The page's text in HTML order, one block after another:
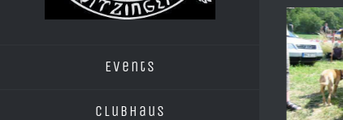
Events
Clubhaus